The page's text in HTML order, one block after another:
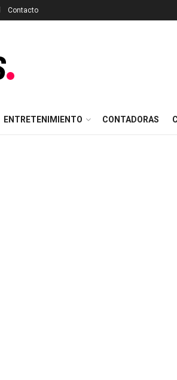
Contacto
ENTRETENIMIENTO CONTADORAS